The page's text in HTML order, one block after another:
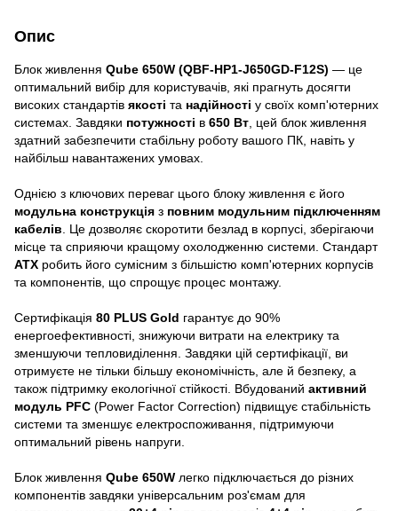
Опис
Блок живлення Qube 650W (QBF-HP1-J650GD-F12S) — це
оптимальний вибір для користувачів, які прагнуть досягти
високих стандартів якості та надійності у своїх комп'ютерних
системах. Завдяки потужності в 650 Вт , цей блок живлення
здатний забезпечити стабільну роботу вашого ПК, навіть у
найбільш навантажених умовах.
Однією з ключових переваг цього блоку живлення є його
модульна конструкція з повним модульним підключенням
кабелів . Це дозволяє скоротити безлад в корпусі, зберігаючи
місце та сприяючи кращому охолодженню системи. Стандарт
ATX робить його сумісним з більшістю комп'ютерних корпусів
та компонентів, що спрощує процес монтажу.
Сертифікація 80 PLUS Gold гарантує до 90%
енергоефективності, знижуючи витрати на електрику та
зменшуючи тепловиділення. Завдяки цій сертифікації, ви
отримуєте не тільки більшу економічність, але й безпеку, а
також підтримку екологічної стійкості. Вбудований активний
модуль PFC (Power Factor Correction) підвищує стабільність
системи та зменшує електроспоживання, підтримуючи
оптимальний рівень напруги.
Блок живлення Qube 650W легко підключається до різних
компонентів завдяки універсальним роз'ємам для